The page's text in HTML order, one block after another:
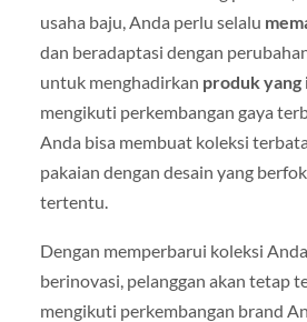
usaha baju, Anda perlu selalu
dan beradaptasi dengan
untuk menghadirkan produk
mengikuti perkembangan gaya
Anda bisa membuat koleksi
pakaian dengan desain yang
tertentu.
Dengan memperbarui koleksi
berinovasi, pelanggan akan tetap
mengikuti perkembangan brand